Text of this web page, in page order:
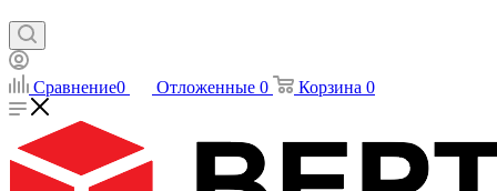
Сравнение0 Отложенные 0 Корзина 0